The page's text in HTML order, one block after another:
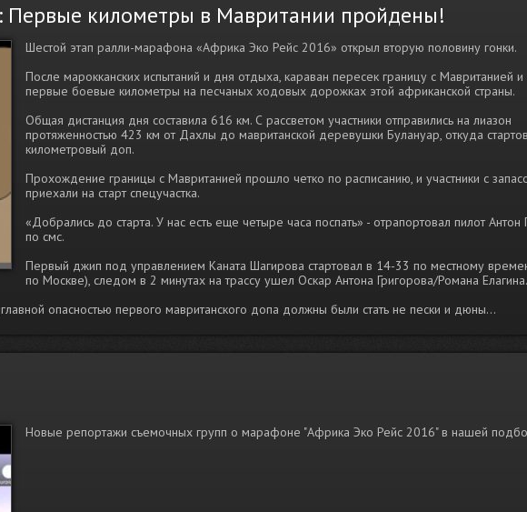
Первые километры в Мавритании пройдены!
Шестой этап ралли-марафона «Африка Эко Рейс 2016» открыл вторую половину гонки.
После марокканских испытаний и дня отдыха, караван пересек границу с Мавританией
первые боевые километры на песчаных ходовых дорожках этой африканской страны.
Общая дистанция дня составила 616 км. С рассветом участники отправились на лиазон
протяженностью 423 км от Дахлы до мавританской деревушки Булануар, откуда
километровый доп.
Прохождение границы с Мавританией прошло четко по расписанию, и участники с
приехали на старт спецучастка.
«Добрались до старта. У нас есть еще четыре часа поспать» - отрапортовал пилот Антон
по смс.
Первый джип под управлением Каната Шагирова стартовал в 14-33 по местному
по Москве), следом в 2 минутах на трассу ушел Оскар Антона Григорова/Романа Елагина.
опасностью первого мавританского допа должны были стать не пески и дюны...
Новые репортажи съемочных групп о марафоне "Африка Эко Рейс 2016" в нашей